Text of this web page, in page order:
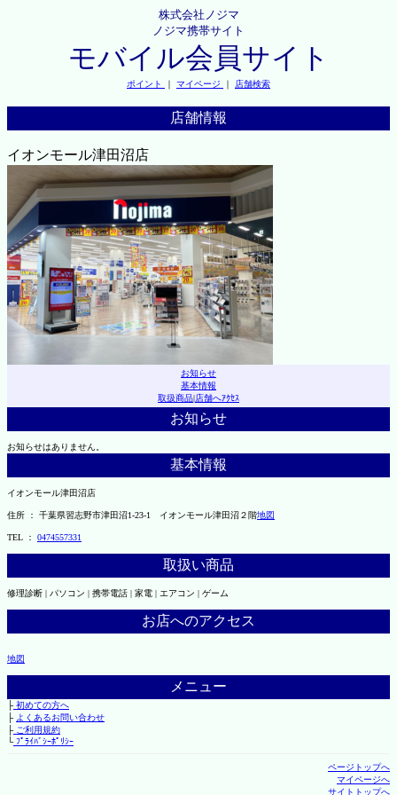
株式会社ノジマ
ノジマ携帯サイト
モバイル会員サイト
ポイント ｜ マイページ ｜ 店舗検索
店舗情報
イオンモール津田沼店
お知らせ
基本情報
取扱商品|店舗へｱｸｾｽ
お知らせ
お知らせはありません。
基本情報
イオンモール津田沼店
住所 ： 千葉県習志野市津田沼1-23-1 イオンモール津田沼２階地図
TEL ： 0474557331
取扱い商品
修理診断 | パソコン | 携帯電話 | 家電 | エアコン | ゲーム
お店へのアクセス
地図
メニュー
├初めての方へ
├ よくあるお問い合わせ
├ご利用規約
└ﾌﾟﾗｲﾊﾞｼｰﾎﾟﾘｼｰ
ページトップへ
マイページへ
サイトトップへ